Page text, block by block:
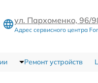
ул. Пархоменко, 96/
Адрес сервисного центра
Ремонт устройств